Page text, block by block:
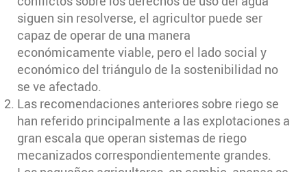
siguen sin resolverse, el agricultor puede ser
capaz de operar de una manera
económicamente viable, pero el lado social y
económico del triángulo de la sostenibilidad no
se ve afectado.
Las recomendaciones anteriores sobre riego se
han referido principalmente a las explotaciones a
gran escala que operan sistemas de riego
mecanizados correspondientemente grandes.